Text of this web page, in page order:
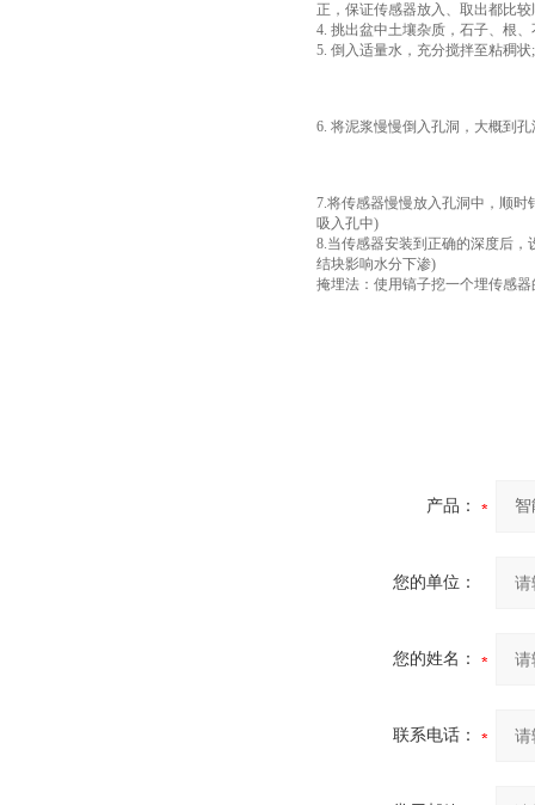
正，保证传感器放入、取出都比
4. 挑出盆中土壤杂质，石子、根
5. 倒入适量水，充分搅拌至粘稠
6. 将泥浆慢慢倒入孔洞，大概到
7.将传感器慢慢放入孔洞中，顺
吸入孔中)
8.当传感器安装到正确的深度后
结块影响水分下渗)
掩埋法：使用镐子挖一个埋传感
产品：
您的单位：
您的姓名：
联系电话：